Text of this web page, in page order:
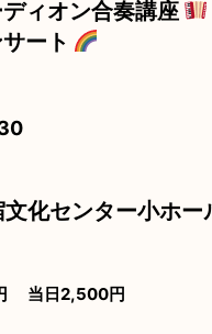
ィオン合奏講座
ート
化センター小ホー
当日2,500円